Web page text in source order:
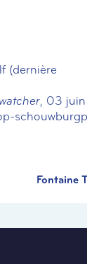
(dernière
, 03 juin
Fontaine